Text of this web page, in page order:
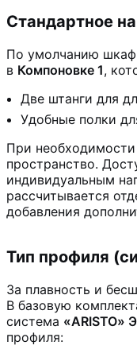
Стандартное
По умолчанию
в Компоновке 1,
Две штанги для
Удобные полки
При
пространство.
индивидуальным
рассчитывается
добавления
Тип профиля
За плавность и
В базовую
система «ARISTO»
профиля: